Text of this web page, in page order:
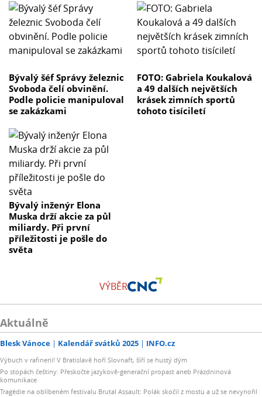
Bývalý šéf Správy železnic
Svoboda čelí obvinění.
Podle policie manipuloval
se zakázkami
FOTO: Gabriela Koukalová
a 49 dalších největších
krásek zimních sportů
tohoto tisíciletí
Bývalý inženýr Elona
Muska drží akcie za půl
miliardy. Při první
příležitosti je pošle do
světa
VÝBĚR
Aktuálně
Blesk Vánoce Kalendář svátků 2025 INFO.cz
Výbuch v rafinerii! V Bratislavě hoří Slovnaft, šíří se hustý dým
Po stopách češtiny: Přeskočte jazykově-generační propast aneb Prázdninová
komunikace
Tragédie na oblíbeném festivalu Brutal Assault: Polák skočil z mostu a už se nevynořil